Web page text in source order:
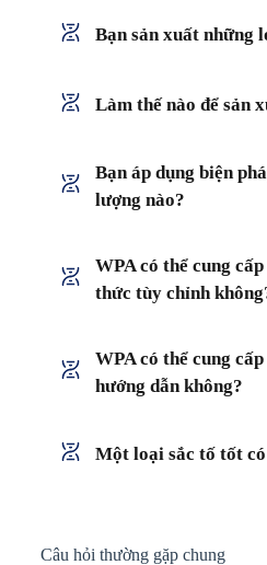
Bạn sản xuất những
Làm thế nào để sản
Bạn áp dụng biện
lượng nào?
WPA có thể cung
thức tùy chỉnh
WPA có thể cung
hướng dẫn không?
Một loại sắc tố tốt
Câu hỏi thường gặp chung